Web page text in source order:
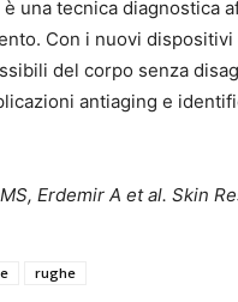
una tecnica diagnostica
Con i nuovi
del corpo senza
antiaging e
Erdemir A et al. Skin
rughe